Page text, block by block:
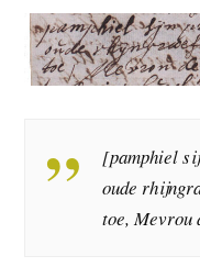
[pamphiel
oude
toe, Mevrou